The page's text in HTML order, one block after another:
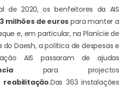
de 2020, os benfeitores da AIS
milhões de euros para manter a
e, em particular, na Planície de
do Daesh, a política de despesas e
AIS passaram de ajudas
para projectos
reabilitação.Das 363 instalações